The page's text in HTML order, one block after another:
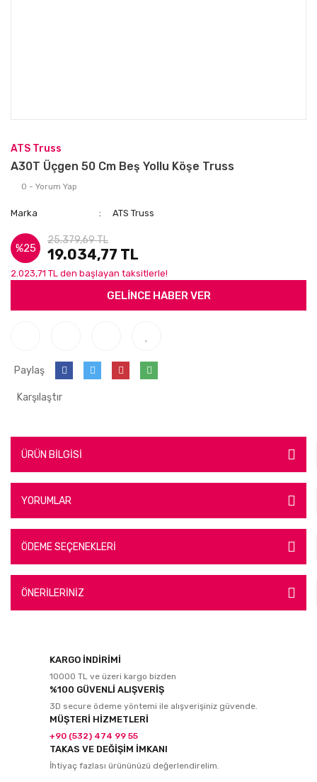
ATS Truss
A30T Üçgen 50 Cm Beş Yollu Köşe Truss
0 - Yorum Yap
Marka ATS Truss
%25
25.379,69 TL
19.034,77 TL
2.023,71 TL den başlayan taksitlerle!
GELİNCE HABER VER
Paylaş
Karşılaştır
ÜRÜN BİLGİSİ
YORUMLAR
ÖDEME SEÇENEKLERİ
ÖNERİLERİNİZ
KARGO İNDİRİMİ
10000 TL ve üzeri kargo bizden
%100 GÜVENLİ ALIŞVERİŞ
3D secure ödeme yöntemi ile alışverişiniz güvende.
MÜŞTERİ HİZMETLERİ
+90 (532) 474 99 55
TAKAS VE DEĞİŞİM İMKANI
İhtiyaç fazlası ürününüzü değerlendirelim.